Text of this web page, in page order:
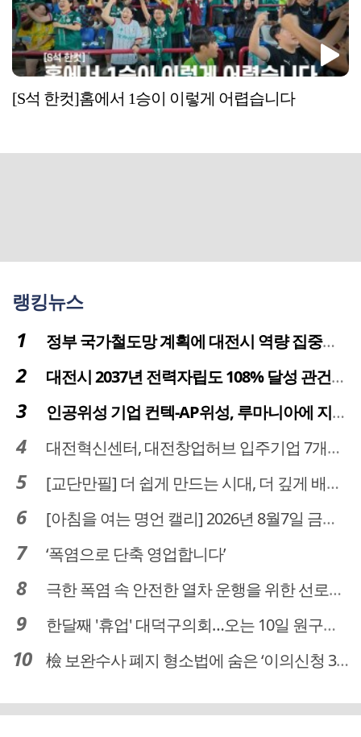
[S석 한컷]홈에서 1승이 이렇게 어렵습니다
랭킹뉴스
정부 국가철도망 계획에 대전시 역량 집중해야
대전시 2037년 전력자립도 108% 달성 관건은 '주민 수용성'
인공위성 기업 컨텍-AP위성, 루마니아에 지상국 시스템 전수
대전혁신센터, 대전창업허브 입주기업 7개사 모집
[교단만필] 더 쉽게 만드는 시대, 더 깊게 배우는 교육
[아침을 여는 명언 캘리] 2026년 8월7일 금요일
‘폭염으로 단축 영업합니다’
극한 폭염 속 안전한 열차 운행을 위한 선로관리
한달째 '휴업' 대덕구의회…오는 10일 원구성 다시 돌입
檢 보완수사 폐지 형소법에 숨은 ‘이의신청 3개월 제한’…황운하는 30일 추진